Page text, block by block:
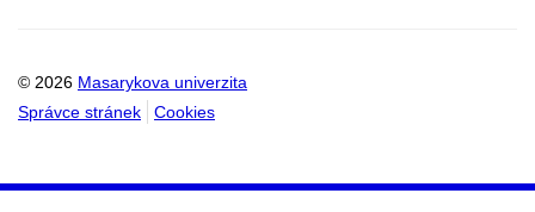
© 2026 Masarykova univerzita
Správce stránek
Cookies